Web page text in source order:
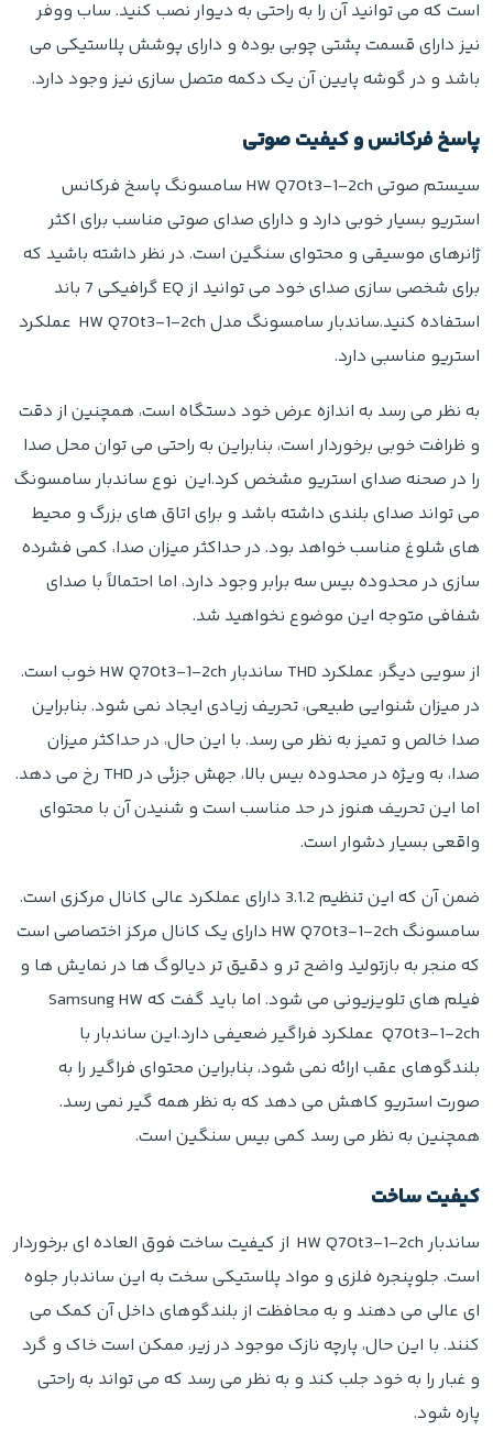
است که می توانید آن را به راحتی به دیوار نصب کنید. ساب ووفر
نیز دارای قسمت پشتی چوبی بوده و دارای پوشش پلاستیکی می
باشد و در گوشه پایین آن یک دکمه متصل سازی نیز وجود دارد.
پاسخ فرکانس و کیفیت صوتی
سیستم صوتی HW Q70t3-1-2ch سامسونگ پاسخ فرکانس
استریو بسیار خوبی دارد و دارای صدای صوتی مناسب برای اکثر
ژانرهای موسیقی و محتوای سنگین است. در نظر داشته باشید که
برای شخصی سازی صدای خود می توانید از EQ گرافیکی 7 باند
استفاده کنید.ساندبار سامسونگ مدل HW Q70t3-1-2ch عملکرد
استریو مناسبی دارد.
به نظر می رسد به اندازه عرض خود دستگاه است، همچنین از دقت
و ظرافت خوبی برخوردار است، بنابراین به راحتی می توان محل صدا
را در صحنه صدای استریو مشخص کرد.این نوع ساندبار سامسونگ
می تواند صدای بلندی داشته باشد و برای اتاق های بزرگ و محیط
های شلوغ مناسب خواهد بود. در حداکثر میزان صدا، کمی فشرده
سازی در محدوده بیس سه برابر وجود دارد، اما احتمالاً با صدای
شفافی متوجه این موضوع نخواهید شد.
از سویی دیگر، عملکرد THD ساندبار HW Q70t3-1-2ch خوب است.
در میزان شنوایی طبیعی، تحریف زیادی ایجاد نمی شود. بنابراین
صدا خالص و تمیز به نظر می رسد. با این حال، در حداکثر میزان
صدا، به ویژه در محدوده بیس بالا، جهش جزئی در THD رخ می دهد.
اما این تحریف هنوز در حد مناسب است و شنیدن آن با محتوای
واقعی بسیار دشوار است.
ضمن آن که این تنظیم 3.1.2 دارای عملکرد عالی کانال مرکزی است.
سامسونگ HW Q70t3-1-2ch دارای یک کانال مرکز اختصاصی است
که منجر به بازتولید واضح تر و دقیق تر دیالوگ ها در نمایش ها و
فیلم های تلویزیونی می شود. اما باید گفت که Samsung HW
Q70t3-1-2ch عملکرد فراگیر ضعیفی دارد.این ساندبار با
بلندگوهای عقب ارائه نمی شود، بنابراین محتوای فراگیر را به
صورت استریو کاهش می دهد که به نظر همه گیر نمی رسد.
همچنین به نظر می رسد کمی بیس سنگین است.
کیفیت ساخت
ساندبار HW Q70t3-1-2ch از کیفیت ساخت فوق العاده ای برخوردار
است. جلوپنجره فلزی و مواد پلاستیکی سخت به این ساندبار جلوه
ای عالی می دهند و به محافظت از بلندگوهای داخل آن کمک می
کنند. با این حال، پارچه نازک موجود در زیر، ممکن است خاک و گرد
و غبار را به خود جلب کند و به نظر می رسد که می تواند به راحتی
پاره شود.